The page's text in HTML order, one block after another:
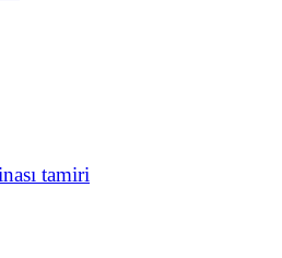
tamiri